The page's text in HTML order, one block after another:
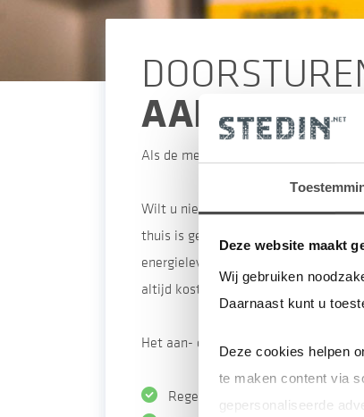
Deze website maakt
Wij gebruiken
Daarnaast kunt u
Deze cookies helpen
te maken content via
gepersonaliseerde
AAN- OF
Als de meter bij u geplaatst wordt,
Wilt u niet dat uw meterstanden
thuis is geplaatst. U moet dan
energieleverancier. Bovendien
altijd kosteloos weer aanzetten.
Het aan- of uitzetten regelt u in
Regelt u eenvoudig zelf of u het